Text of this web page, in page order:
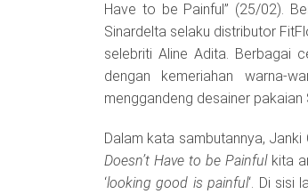
Have to be Painful” (25/02).
Sinardelta selaku distributor
selebriti Aline Adita. Berbagai
dengan kemeriahan warna-
menggandeng desainer pakaian
Dalam kata sambutannya,
Doesn’t Have to be Painfulkita
‘looking good is painful‘. Di sisi